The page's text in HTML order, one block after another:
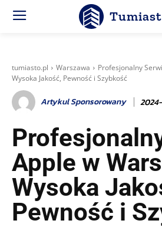
tumiasto.pl Warszawa
Profesjonalny
Wysoka Jakość, Pewność i Szybkość
Artykul Sponsorowany
Apple w
Wysoka
Pewność i